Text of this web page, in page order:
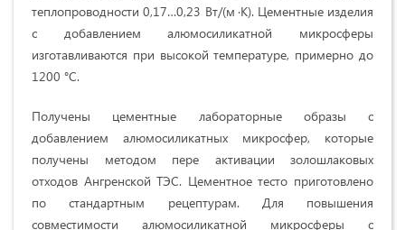
теплопроводности 0,17…0,23 Вт/(м ·К). Цементные изделия
с добавлением алюмосиликатной микросферы
изготавливаются при высокой температуре, примерно до
1200 °С.
Получены цементные лабораторные образы с
добавлением алюмосиликатных микросфер, которые
получены методом пере активации золошлаковых
отходов Ангренской ТЭС. Цементное тесто приготовлено
по стандартным рецептурам. Для повышения
совместимости алюмосиликатной микросферы с